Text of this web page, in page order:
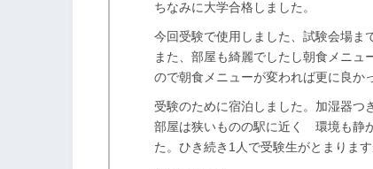
ちなみに大学合格しました。
今回受験で使用しました、試験会場ま
また、部屋も綺麗でしたし朝食メニュ
ので朝食メニューが変われば更に良か
受験のために宿泊しました。加湿器つ
部屋は狭いものの駅に近く 環境も静
た。ひき続き1人で受験生がとまりま